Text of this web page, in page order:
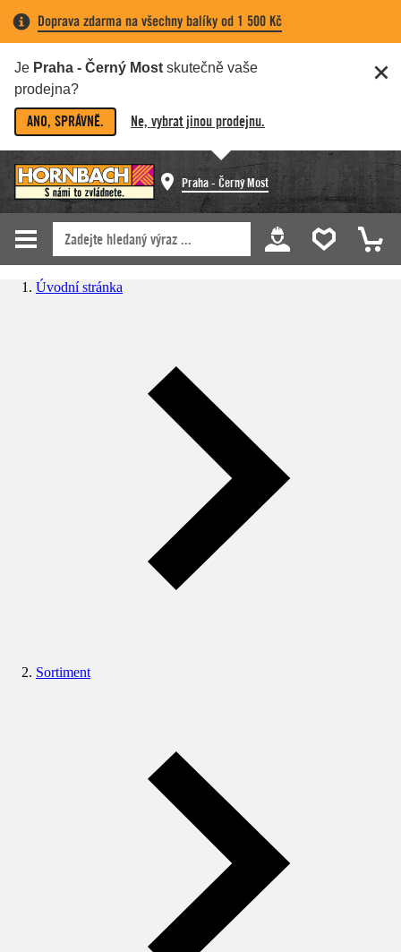
Doprava zdarma na všechny balíky od 1 500 Kč
Je Praha - Černý Most skutečně vaše
prodejna?
ANO, SPRÁVNĚ. Ne, vybrat jinou prodejnu.
Praha - Černý Most
Úvodní stránka
Sortiment